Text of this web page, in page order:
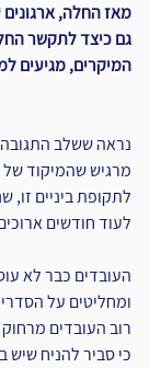
מאז החלה,
גם כיצד לתקשר
המיקרים, מגיעים
נראה ששלב
מרגיש שהמיקוד של
לתקופת ביניים
לעוד חודשים
העובדים כבר לא
ומחליטים על
רוב העובדים
כי סביר להניח שיש